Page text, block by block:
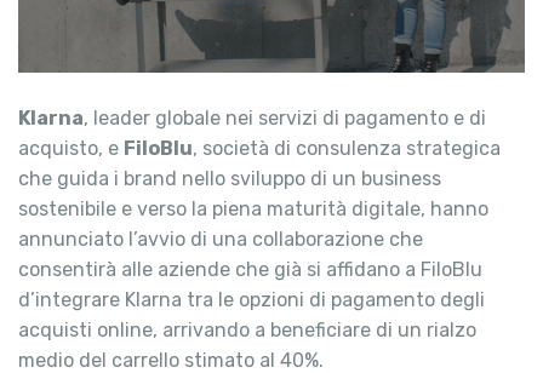
Klarna, leader globale nei servizi di pagamento e di
acquisto, e FiloBlu, società di consulenza strategica
che guida i brand nello sviluppo di un business
sostenibile e verso la piena maturità digitale, hanno
annunciato l’avvio di una collaborazione che
consentirà alle aziende che già si affidano a FiloBlu
d’integrare Klarna tra le opzioni di pagamento degli
acquisti online, arrivando a beneficiare di un rialzo
medio del carrello stimato al 40%.